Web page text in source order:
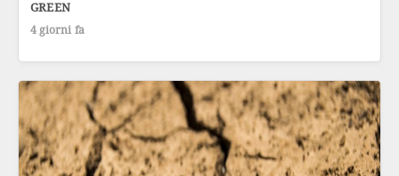
GREEN
4 giorni fa